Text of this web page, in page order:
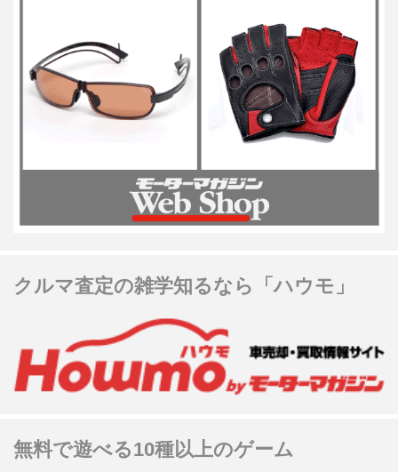
クルマ査定の雑学知るなら「ハウモ」
無料で遊べる10種以上のゲーム